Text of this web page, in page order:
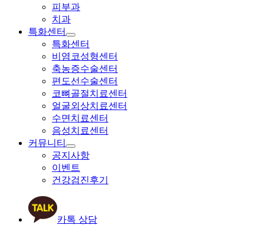
피부과
치과
특화센터
특화센터
비염코성형센터
축농증수술센터
편도선수술센터
코뼈골절치료센터
얼굴외상치료센터
수면치료센터
음성치료센터
커뮤니티
공지사항
이벤트
건강검진후기
카톡 상담